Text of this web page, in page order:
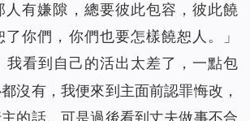
人有嫌隙，總要彼此包容，彼此饒
你們，你們也要怎樣饒恕人。」
我看到自己的活出太差了，一點包
沒有，我便來到主面前認罪悔改，
的話。可是過後看到丈夫做事不合